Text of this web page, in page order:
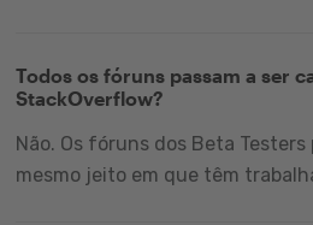
Todos os fóruns passam a ser
StackOverflow?
Não. Os fóruns dos Beta
mesmo jeito em que têm